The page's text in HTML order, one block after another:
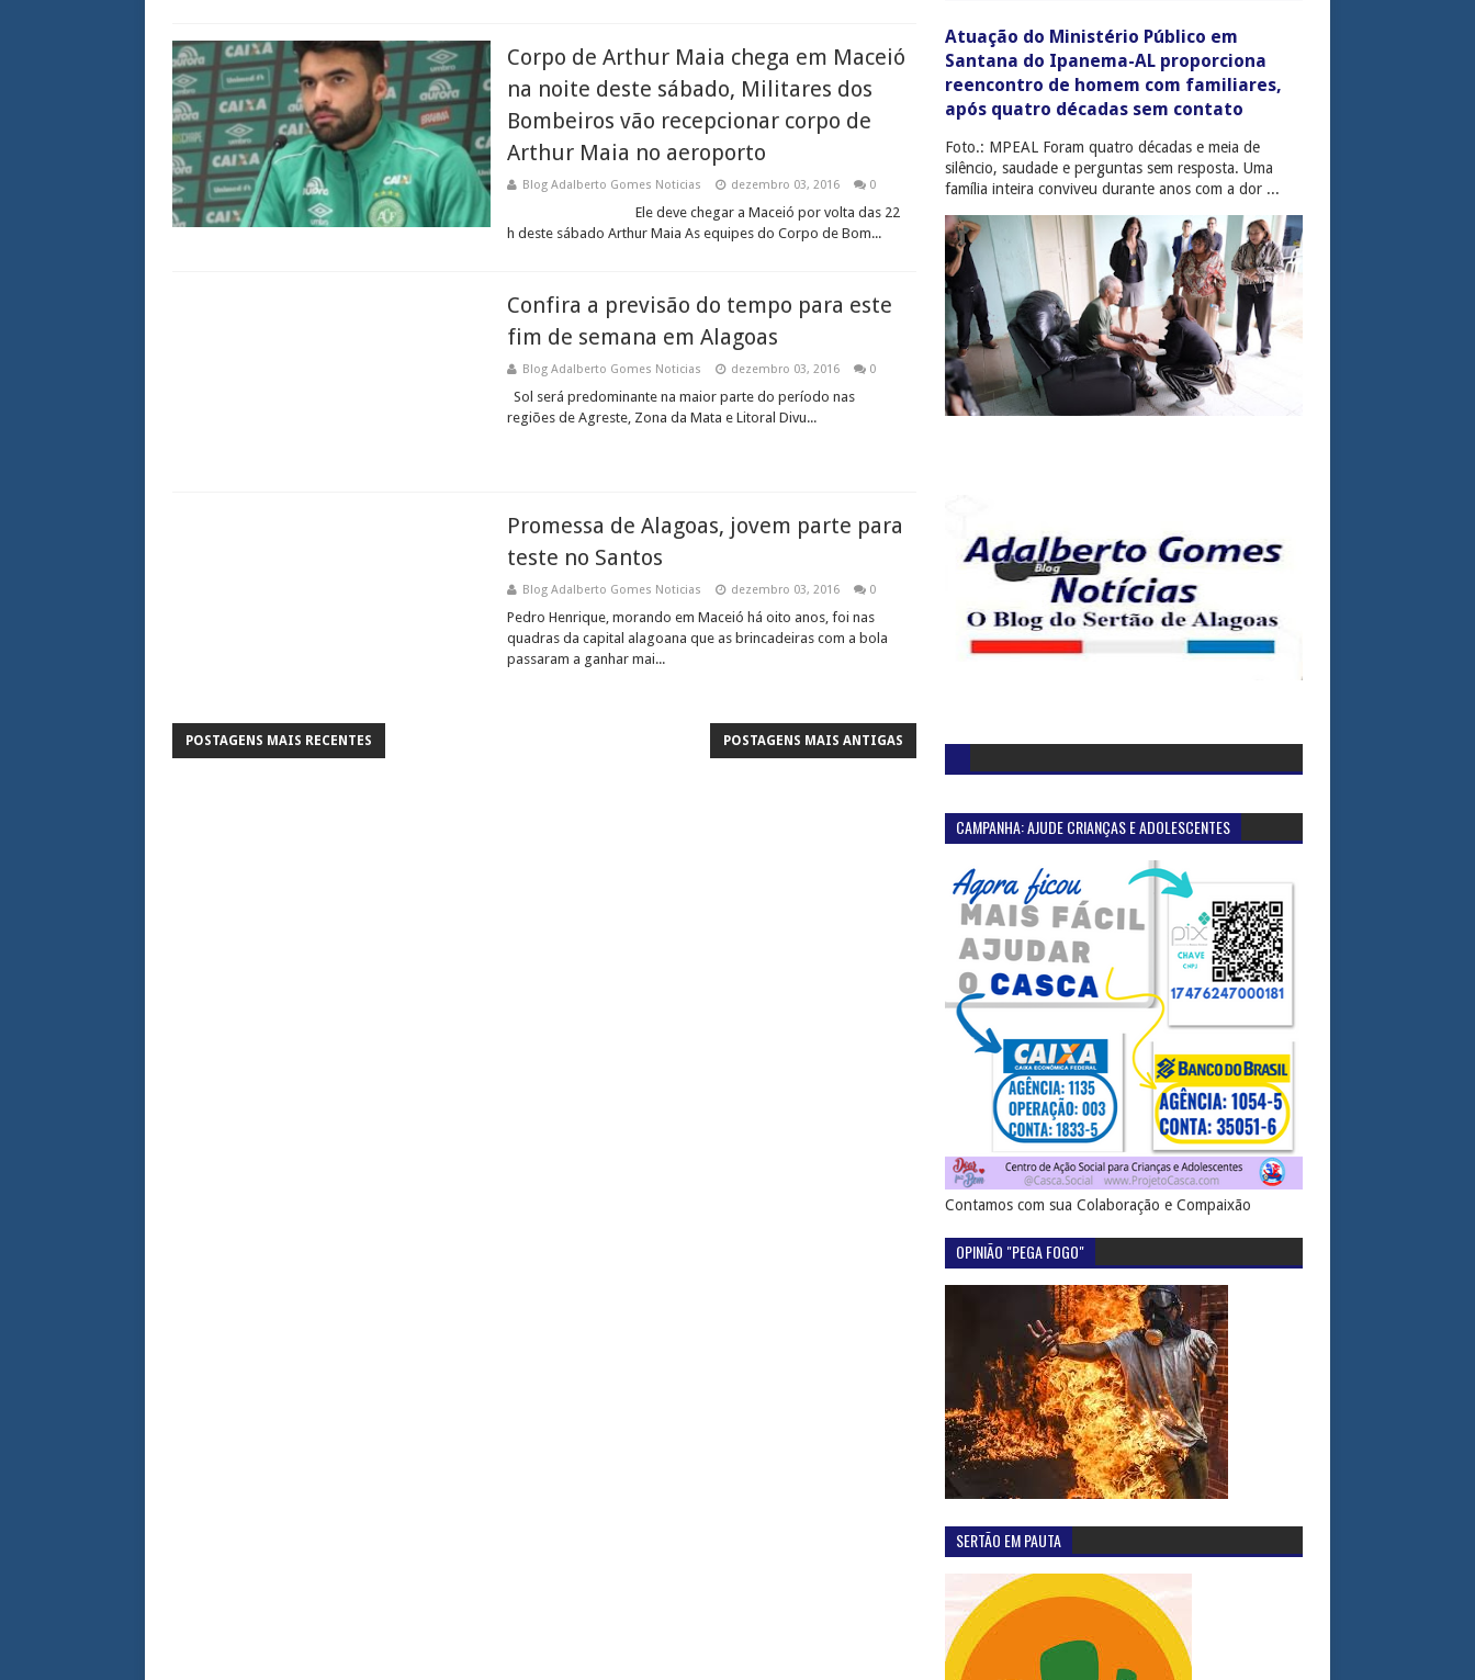
Corpo de Arthur Maia chega em Maceió
na noite deste sábado, Militares dos
Bombeiros vão recepcionar corpo de
Arthur Maia no aeroporto
Blog Adalberto Gomes Noticias dezembro 03, 2016 0
Ele deve chegar a Maceió por volta das 22
h deste sábado Arthur Maia As equipes do Corpo de Bom...
Confira a previsão do tempo para este
fim de semana em Alagoas
Blog Adalberto Gomes Noticias dezembro 03, 2016 0
Sol será predominante na maior parte do período nas
regiões de Agreste, Zona da Mata e Litoral Divu...
Promessa de Alagoas, jovem parte para
teste no Santos
Blog Adalberto Gomes Noticias dezembro 03, 2016 0
Pedro Henrique, morando em Maceió há oito anos, foi nas
quadras da capital alagoana que as brincadeiras com a bola
passaram a ganhar mai...
POSTAGENS MAIS RECENTES POSTAGENS MAIS ANTIGAS
Atuação do Ministério Público em
Santana do Ipanema-AL proporciona
reencontro de homem com familiares,
após quatro décadas sem contato
Foto.: MPEAL Foram quatro décadas e meia de
silêncio, saudade e perguntas sem resposta. Uma
família inteira conviveu durante anos com a dor ...
CAMPANHA: AJUDE CRIANÇAS E ADOLESCENTES
Contamos com sua Colaboração e Compaixão
OPINIÃO "PEGA FOGO"
SERTÃO EM PAUTA